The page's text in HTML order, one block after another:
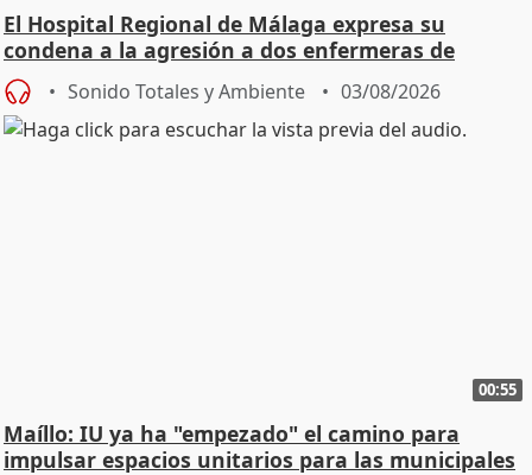
El Hospital Regional de Málaga expresa su
condena a la agresión a dos enfermeras de
Urgencias
Sonido Totales y Ambiente 03/08/2026
00:55
Maíllo: IU ya ha "empezado" el camino para
impulsar espacios unitarios para las municipales